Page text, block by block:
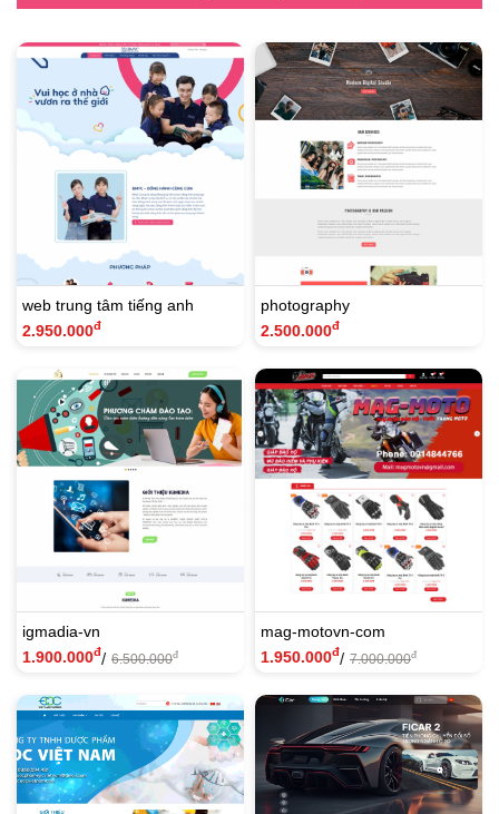
web trung tâm tiếng anh
2.950.000đ
photography
2.500.000đ
igmadia-vn
1.900.000đ/ 6.500.000đ
mag-motovn-com
1.950.000đ/ 7.000.000đ